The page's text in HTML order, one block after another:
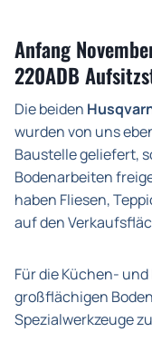
Anfang
220ADB
Die beiden
wurden von uns
Baustelle geliefert,
Bodenarbeiten
haben Fliesen,
auf den
Für die Küchen-
großflächigen
Spezialwerkzeuge